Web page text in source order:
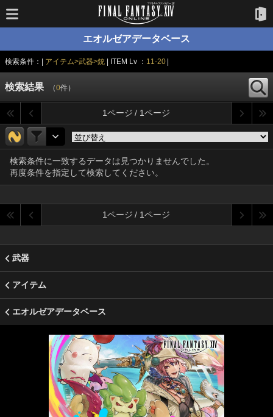
エオルゼアデータベース
検索条件：| アイテム>武器>銃 | ITEM Lv ： 11-20|
検索結果 （0件）
1ページ / 1ページ
検索条件に一致するデータは見つかりませんでした。
再度条件を指定して検索してください。
1ページ / 1ページ
武器
アイテム
エオルゼアデータベース